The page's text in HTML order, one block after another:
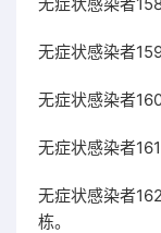
无症状感染者
无症状感染者
无症状感染者
无症状感染者
栋。